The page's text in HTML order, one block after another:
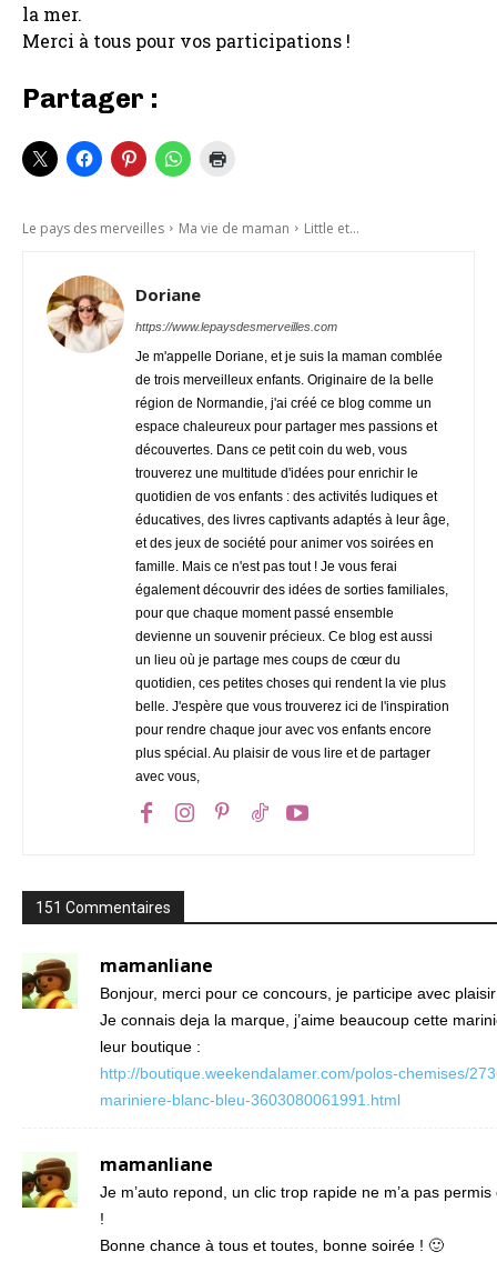
la mer.
Merci à tous pour vos participations !
Partager :
Le pays des merveilles Ma vie de maman Little et...
Doriane
https://www.lepaysdesmerveilles.com
Je m'appelle Doriane, et je suis la maman comblée
de trois merveilleux enfants. Originaire de la belle
région de Normandie, j'ai créé ce blog comme un
espace chaleureux pour partager mes passions et
découvertes. Dans ce petit coin du web, vous
trouverez une multitude d'idées pour enrichir le
quotidien de vos enfants : des activités ludiques et
éducatives, des livres captivants adaptés à leur âge,
et des jeux de société pour animer vos soirées en
famille. Mais ce n'est pas tout ! Je vous ferai
également découvrir des idées de sorties familiales,
pour que chaque moment passé ensemble
devienne un souvenir précieux. Ce blog est aussi
un lieu où je partage mes coups de cœur du
quotidien, ces petites choses qui rendent la vie plus
belle. J'espère que vous trouverez ici de l'inspiration
pour rendre chaque jour avec vos enfants encore
plus spécial. Au plaisir de vous lire et de partager
avec vous,
151 Commentaires
mamanliane
Bonjour, merci pour ce concours, je participe avec
Je connais deja la marque, j’aime beaucoup cette
leur boutique :
http://boutique.weekendalamer.com/polos-chemises/
mariniere-blanc-bleu-3603080061991.html
mamanliane
Je m’auto repond, un clic trop rapide ne m’a pas
!
Bonne chance à tous et toutes, bonne soirée ! 🙂